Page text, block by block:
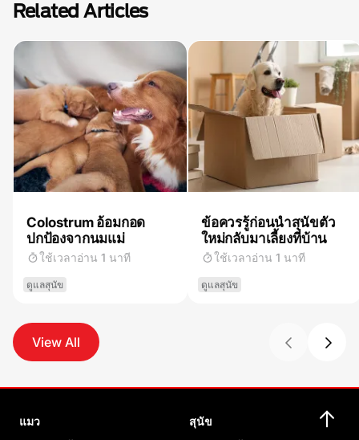
Related Articles
Colostrum อ้อมกอด
ปกป้องจากนมแม่
ใช้เวลาอ่าน 1 นาที
ดูแลสุนัข
ข้อควรรู้ก่อนนำสุนัขตัว
ใหม่กลับมาเลี้ยงที่บ้าน
ใช้เวลาอ่าน 1 นาที
ดูแลสุนัข
View All
แมว
สุนัข